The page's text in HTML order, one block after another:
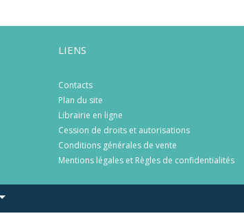
LIENS
Contacts
Plan du site
Librairie en ligne
Cession de droits et autorisations
Conditions générales de vente
Mentions légales et Règles de confidentialités